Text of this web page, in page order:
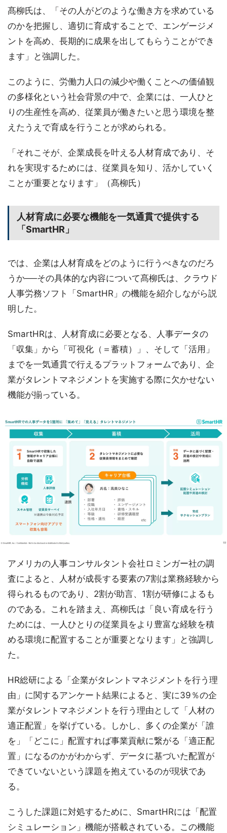
髙柳氏は、「その人がどのような働き方を求めている
のかを把握し、適切に育成することで、エンゲージメ
ントを高め、長期的に成果を出してもらうことができ
ます」と強調した。
このように、労働力人口の減少や働くことへの価値観
の多様化という社会背景の中で、企業には、一人ひと
りの生産性を高め、従業員が働きたいと思う環境を整
えたうえで育成を行うことが求められる。
「それこそが、企業成長を叶える人材育成であり、そ
れを実現するためには、従業員を知り、活かしていく
ことが重要となります」（髙柳氏）
人材育成に必要な機能を一気通貫で提供する
「SmartHR」
では、企業は人材育成をどのように行うべきなのだろ
うか──その具体的な内容について髙柳氏は、クラウド
人事労務ソフト「SmartHR」の機能を紹介しながら説
明した。
SmartHRは、人材育成に必要となる、人事データの
「収集」から「可視化（＝蓄積）」、そして「活用」
までを一気通貫で行えるプラットフォームであり、企
業がタレントマネジメントを実施する際に欠かせない
機能が揃っている。
アメリカの人事コンサルタント会社ロミンガー社の調
査によると、人材が成長する要素の7割は業務経験から
得られるものであり、2割が助言、1割が研修によるも
のである。これを踏まえ、髙柳氏は「良い育成を行う
ためには、一人ひとりの従業員をより豊富な経験を積
める環境に配置することが重要となります」と強調し
た。
HR総研による「企業がタレントマネジメントを行う理
由」に関するアンケート結果によると、実に39％の企
業がタレントマネジメントを行う理由として「人材の
適正配置」を挙げている。しかし、多くの企業が「誰
を」「どこに」配置すれば事業貢献に繋がる「適正配
置」になるのかがわからず、データに基づいた配置が
できていないという課題を抱えているのが現状であ
る。
こうした課題に対処するために、SmartHRには「配置
シミュレーション」機能が搭載されている。この機能